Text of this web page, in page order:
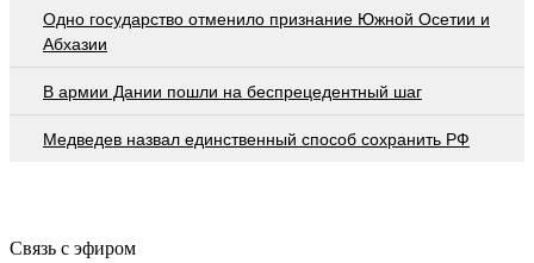
Одно государство отменило признание Южной Осетии и
Абхазии
В армии Дании пошли на беспрецедентный шаг
Медведев назвал единственный способ сохранить РФ
Связь с эфиром